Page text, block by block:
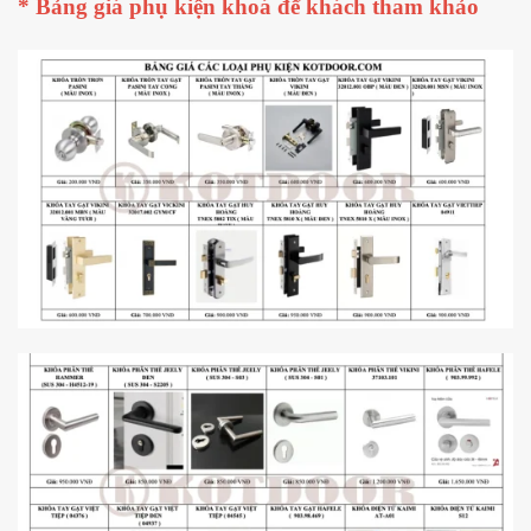
* Bảng giá phụ kiện khoá để khách tham khảo